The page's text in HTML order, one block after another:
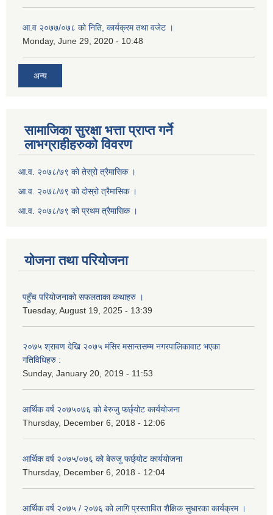
आ.व २०७७/०७८ को निति, कार्यक्रम तथा वजेट ।
Monday, June 29, 2020 - 10:48
अन्य
सामाजिका सुरक्षा भत्ता प्राप्त गर्ने
लाभग्राहीहरुको विवरण
आ.व. २०७८/७९ को तेस्रो त्रैमासिक ।
आ.व. २०७८/७९ को दोस्रो त्रैमासिक ।
आ.व. २०७८/७९ को प्रथम त्रैमासिक ।
योजना तथा परियोजना
पहुँच परियोजनाको सफलताका कथाहरु ।
Tuesday, August 19, 2025 - 13:39
२०७५ श्रावण देखि २०७५ मंसिर मसान्तसम्म नगरपालिकावाट भएका
गतिविधिहरु :
Sunday, January 20, 2019 - 11:53
आर्थिक वर्ष २०७५०७६ को बेरुजु फर्छ्योट कार्ययोजना
Thursday, December 6, 2018 - 12:06
आर्थिक वर्ष २०७५/०७६ को बेरुजु फर्छ्योट कार्ययोजना
Thursday, December 6, 2018 - 12:04
आर्थिक वर्ष २०७५ / २०७६ को लागि प्रस्तावित शैक्षिक सुधारका कार्यक्रम ।